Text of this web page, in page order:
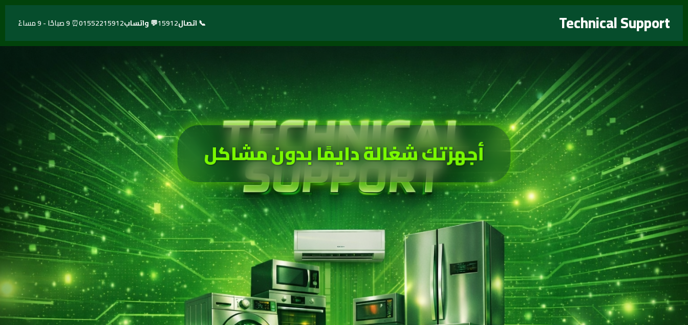
تخطي
Technical Support 📞 اتصال15912💬 واتساب01552215912⏰ 9 صباحًا - 9 مساءً
أجهزتك شغالة دايمًا بدون مشاكل